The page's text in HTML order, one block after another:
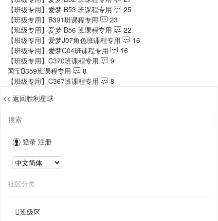
【班级专用】爱梦 B53 班课程专用
25
【班级专用】B391班课程专用
23
【班级专用】爱梦 B56 班课程专用
22
【班级专用】爱梦J07角色班课程专用
16
【班级专用】爱梦C04班课程专用
16
【班级专用】C370班课程专用
9
国宝B359班课程专用
8
【班级专用】C367班课程专用
8
<< 返回胜利星球
登录 注册
社区分类
班级区